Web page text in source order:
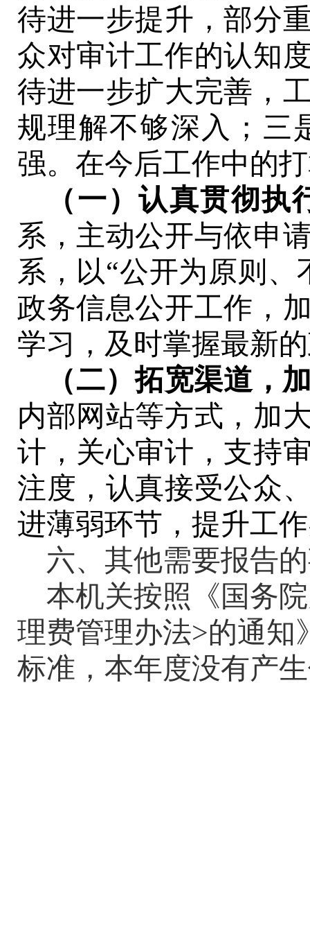
待进一步提升，部分
众对审计工作的认知
待进一步扩大完善 ，
规理解不够深入 ；
强。在今后工作中的
（一）认真贯彻执
系，主动公开与依申
系，以“公开为原则、
政务信息公开工作 ，
学习，及时掌握最新
（二）拓宽渠道，
内部网站等方式，加
计，关心审计，支持
注度 ，认真接受公众
进薄弱环节，提升工
六、其他需要报告
本机关按照《国务
理费管理办法>的通知
标准，本年度没有产